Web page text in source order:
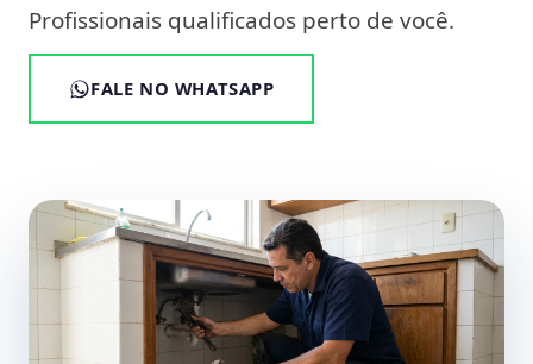
Profissionais qualificados perto de você.
FALE NO WHATSAPP